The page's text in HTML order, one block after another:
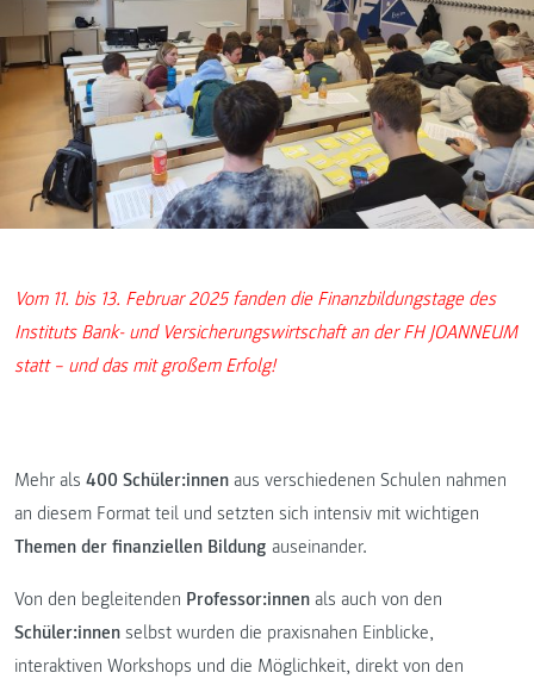
Vom 11. bis 13. Februar 2025 fanden die Finanzbildungstage des
Instituts Bank- und Versicherungswirtschaft an der FH JOANNEUM
statt – und das mit großem Erfolg!
Mehr als 400 Schüler:innen aus verschiedenen Schulen nahmen
an diesem Format teil und setzten sich intensiv mit wichtigen
Themen der finanziellen Bildung auseinander.
Von den begleitenden Professor:innen als auch von den
Schüler:innen selbst wurden die praxisnahen Einblicke,
interaktiven Workshops und die Möglichkeit, direkt von den